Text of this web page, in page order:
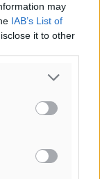
may
IAB’s List of
it to other
Μιχαλάκη
εκδημία